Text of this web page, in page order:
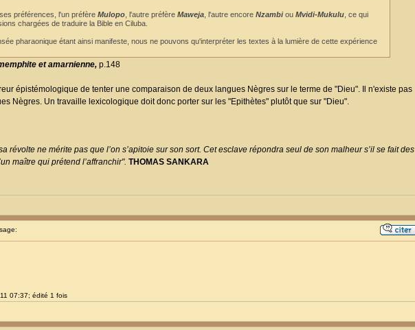
préférences, l'un préfère Mulopo , l'autre préfère Maweja , l'autre encore Nzambiou Mvidi-Mukulu , ce qui
chargées de traduire la Bible en Ciluba.
pharaonique étant ainsi manifeste, nous ne pouvons qu'interpréter les textes à la lumière de cette expérience
et amarnienne, p.148
épistémologique de tenter une comparaison de deux langues Nègres sur le terme de "Dieu". Il n'existe pas
Nègres. Un travaille lexicologique doit donc porter sur les "Epithètes" plutôt que sur "Dieu".
révolte ne mérite pas que l’on s’apitoie sur son sort. Cet esclave répondra seul de son malheur s’il se fait des
maître qui prétend l’affranchir". THOMAS SANKARA
07:37; édité 1 fois